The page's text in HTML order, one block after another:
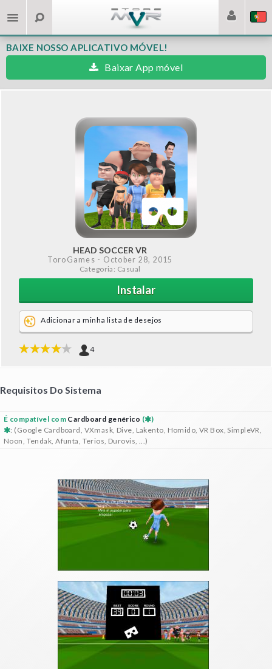
BAIXE NOSSO APLICATIVO MÓVEL!
Baixar App móvel
HEAD SOCCER VR
ToroGames - October 28, 2015
Categoria: Casual
Instalar
Adicionar a minha lista de desejos
4
Requisitos Do Sistema
É compatível com Cardboard genérico (
)
: (Google Cardboard, VXmask, Dive, Lakento, Homido, VR Box, SimpleVR,
Noon, Tendak, Afunta, Terios, Durovis, ...)